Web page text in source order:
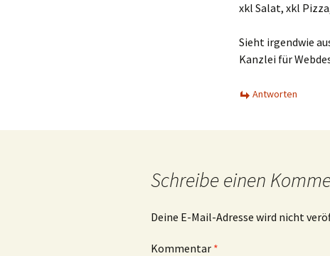
xkl Salat, xkl
Sieht irgendwie
Kanzlei für
Antworten
Schreibe einen
Deine E-Mail-Adresse wird nicht
Kommentar *